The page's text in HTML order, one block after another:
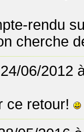
rendu
cherche
06/2012
ce retour!